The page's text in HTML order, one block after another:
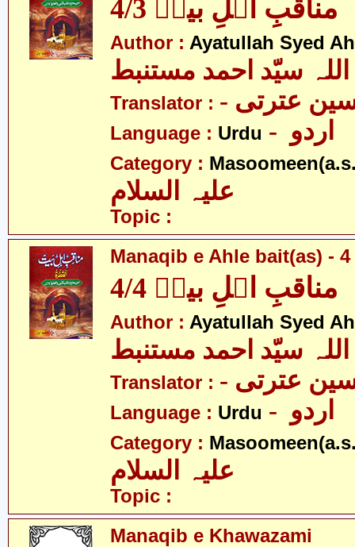
مناقبِ اہلِ بیتؑ 4/3
Author : Ayatullah Syed
سیّد احمد مستنبط
Translator : عترتی
Language : Urdu
Category :
Topic :
Manaqib e Ahle bait(as) -
مناقبِ اہلِ بیتؑ 4/4
Author : Ayatullah Syed
سیّد احمد مستنبط
Translator : عترتی
Language : Urdu
Category :
Topic :
Manaqib e Khawazami